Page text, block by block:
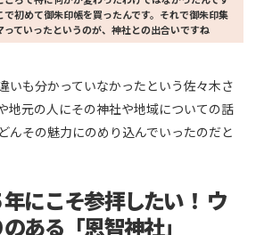
で初めて御朱印帳を買ったんです。それで御朱印集
っていったというのが、神社との出合いですね
いも分かっていなかったという佐々木さ
地元の人にその神社や地域についての話
んその魅力にのめり込んでいったのだと
にこそ参拝したい！ ウ
ある「恩智神社」